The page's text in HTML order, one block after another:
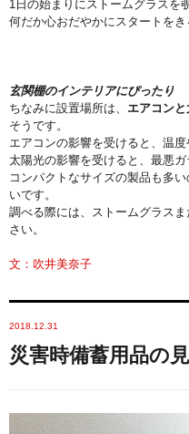
1日の始まりにストームグラスを
何だか心おだやかにスタートをき
玄関棚のインテリアにぴったり
ちなみに設置場所は、 エアコン
そうです。
エアコンの影響を受けると、温
太陽光の影響を受けると、最悪
コンパクトなサイズの製品も多
いです。
調べる際には、ストームグラス
さい。
文：吹井美奈子
2018.12.31
災害時備蓄用品の